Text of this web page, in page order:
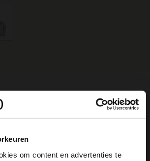
om content en advertenties te
Handtasche mit
der Marke Manfield. Die